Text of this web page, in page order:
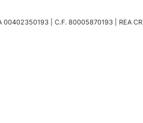
00402350193 | C.F. 80005870193 | REA